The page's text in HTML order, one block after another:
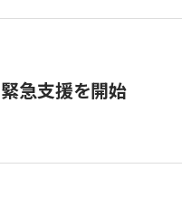
急支援を開始